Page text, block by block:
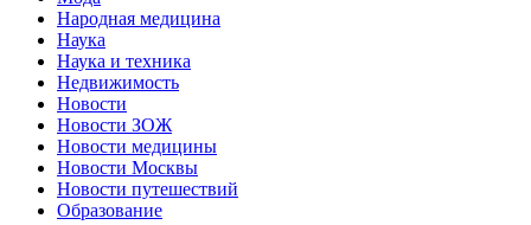
Народная медицина
Наука
Наука и техника
Недвижимость
Новости
Новости ЗОЖ
Новости медицины
Новости Москвы
Новости путешествий
Образование